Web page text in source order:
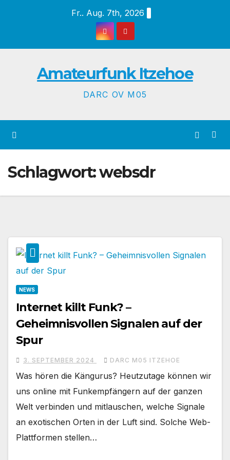
Fr.. Aug. 7th, 2026
Amateurfunk Itzehoe
DARC OV M05
Schlagwort:websdr
NEWS
Internet killt Funk? –
Geheimnisvollen Signalen auf der
Spur
3. SEPTEMBER 2024 DARC M05 ITZEHOE
Was hören die Kängurus? Heutzutage können wir
uns online mit Funkempfängern auf der ganzen
Welt verbinden und mitlauschen, welche Signale
an exotischen Orten in der Luft sind. Solche Web-
Plattformen stellen…